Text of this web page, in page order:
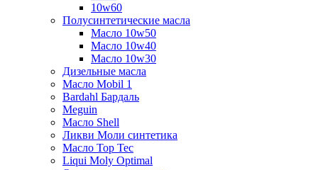
10w60
Полусинтетические масла
Масло 10w50
Масло 10w40
Масло 10w30
Дизельные масла
Масло Mobil 1
Bardahl Бардаль
Meguin
Масло Shell
Ликви Моли синтетика
Масло Top Tec
Liqui Moly Optimal